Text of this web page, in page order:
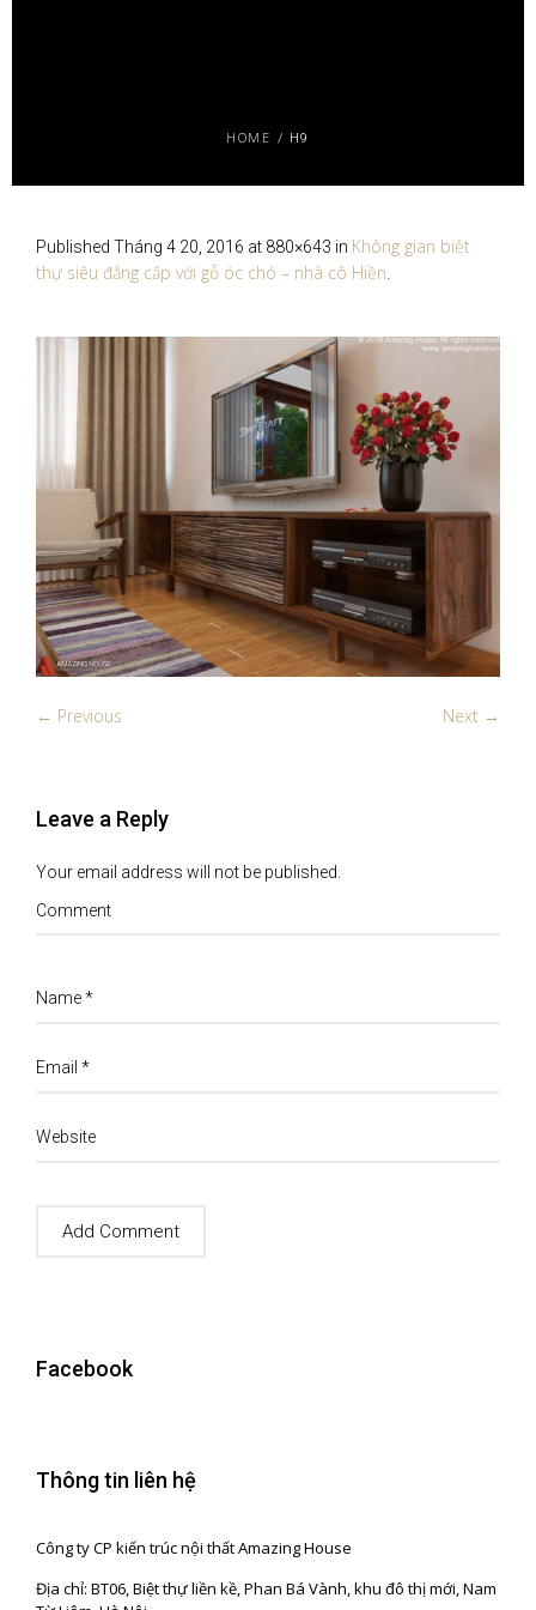
HOME / H9
Published Tháng 4 20, 2016 at 880×643 in Không gian biệt
thự siêu đẳng cấp với gỗ óc chó – nhà cô Hiền.
← Previous Next →
Leave a Reply
Your email address will not be published.
Comment
Name*
Email *
Website
Facebook
Thông tin liên hệ
Công ty CP kiến trúc nội thất Amazing House
Địa chỉ: BT06, Biệt thự liền kề, Phan Bá Vành, khu đô thị mới, Nam